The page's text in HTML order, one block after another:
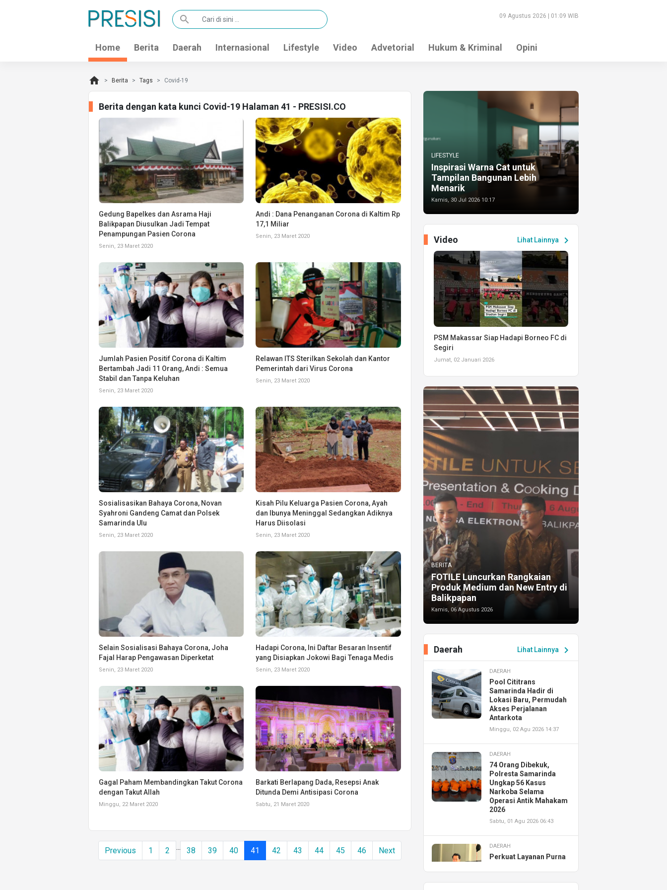
search 09 Agustus 2026 | 01:09 WIB
Home Berita Daerah Internasional Lifestyle Video Advetorial Hukum & Kriminal Opini
home Berita Tags Covid-19
Berita dengan kata kunci Covid-19 Halaman 41 - PRESISI.CO
Gedung Bapelkes dan Asrama Haji
Balikpapan Diusulkan Jadi Tempat
Penampungan Pasien Corona
Senin, 23 Maret 2020
Andi : Dana Penanganan Corona di Kaltim Rp
17,1 Miliar
Senin, 23 Maret 2020
Jumlah Pasien Positif Corona di Kaltim
Bertambah Jadi 11 Orang, Andi : Semua
Stabil dan Tanpa Keluhan
Senin, 23 Maret 2020
Relawan ITS Sterilkan Sekolah dan Kantor
Pemerintah dari Virus Corona
Senin, 23 Maret 2020
Sosialisasikan Bahaya Corona, Novan
Syahroni Gandeng Camat dan Polsek
Samarinda Ulu
Senin, 23 Maret 2020
Kisah Pilu Keluarga Pasien Corona, Ayah
dan Ibunya Meninggal Sedangkan Adiknya
Harus Diisolasi
Senin, 23 Maret 2020
Selain Sosialisasi Bahaya Corona, Joha
Fajal Harap Pengawasan Diperketat
Senin, 23 Maret 2020
Hadapi Corona, Ini Daftar Besaran Insentif
yang Disiapkan Jokowi Bagi Tenaga Medis
Senin, 23 Maret 2020
Gagal Paham Membandingkan Takut Corona
dengan Takut Allah
Minggu, 22 Maret 2020
Barkati Berlapang Dada, Resepsi Anak
Ditunda Demi Antisipasi Corona
Sabtu, 21 Maret 2020
Previous 1 2 ... 38 39 40 41 42 43 44 45 46 Next
LIFESTYLE
Inspirasi Warna Cat untuk
Tampilan Bangunan Lebih
Menarik
Kamis, 30 Jul 2026 10:17
Lihat Lainnya chevron_right
Video
PSM Makassar Siap Hadapi Borneo FC di
Segiri
Jumat, 02 Januari 2026
BERITA
FOTILE Luncurkan Rangkaian
Produk Medium dan New Entry di
Balikpapan
Kamis, 06 Agustus 2026
Lihat Lainnya chevron_right
Daerah
DAERAH
Pool Cititrans
Samarinda Hadir di
Lokasi Baru, Permudah
Akses Perjalanan
Antarkota
Minggu, 02 Agu 2026 14:37
DAERAH
74 Orang Dibekuk,
Polresta Samarinda
Ungkap 56 Kasus
Narkoba Selama
Operasi Antik Mahakam
2026
Sabtu, 01 Agu 2026 06:43
DAERAH
Perkuat Layanan Purna
Resmikan AHASS